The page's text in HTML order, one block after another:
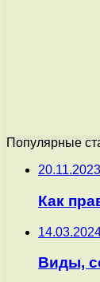
Популярные
20.11.2023
Как
Виды,